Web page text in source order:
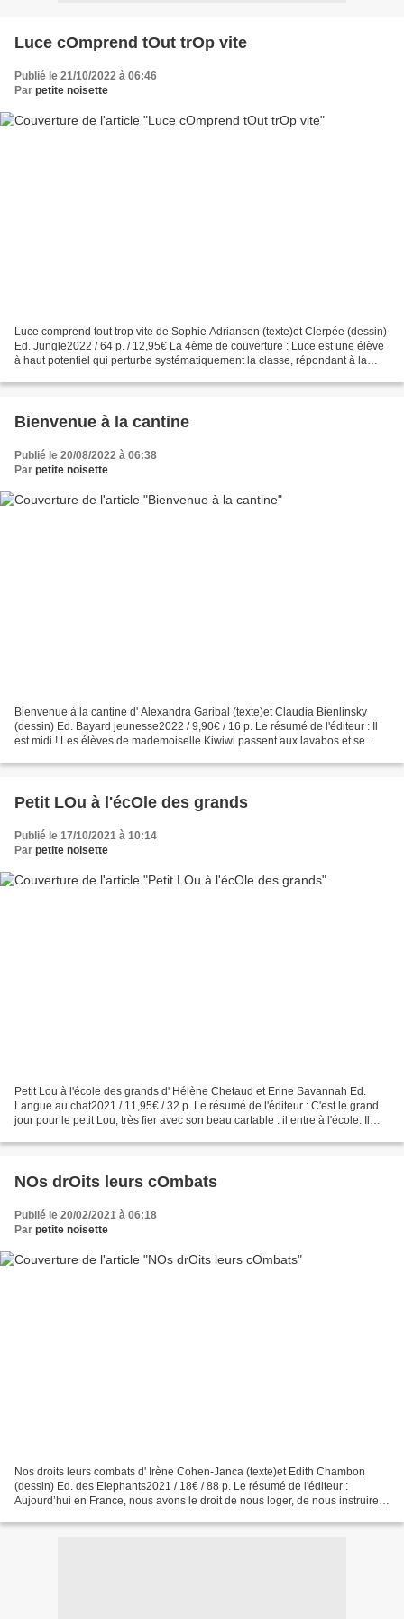
Luce cOmprend tOut trOp vite
Publié le 21/10/2022 à 06:46
Par petite noisette
Luce comprend tout trop vite de Sophie Adriansen (texte)et Clerpée (dessin)
Ed. Jungle2022 / 64 p. / 12,95€ La 4ème de couverture : Luce est une élève
à haut potentiel qui perturbe systématiquement la classe, répondant à la
Bienvenue à la cantine
Publié le 20/08/2022 à 06:38
Par petite noisette
Bienvenue à la cantine d' Alexandra Garibal (texte)et Claudia Bienlinsky
(dessin) Ed. Bayard jeunesse2022 / 9,90€ / 16 p. Le résumé de l'éditeur : Il
est midi ! Les élèves de mademoiselle Kiwiwi passent aux lavabos et se
Petit LOu à l'écOle des grands
Publié le 17/10/2021 à 10:14
Par petite noisette
Petit Lou à l'école des grands d' Hélène Chetaud et Erine Savannah Ed.
Langue au chat2021 / 11,95€ / 32 p. Le résumé de l'éditeur : C'est le grand
jour pour le petit Lou, très fier avec son beau cartable : il entre à l'école. Il
NOs drOits leurs cOmbats
Publié le 20/02/2021 à 06:18
Par petite noisette
Nos droits leurs combats d' Irène Cohen-Janca (texte)et Edith Chambon
(dessin) Ed. des Elephants2021 / 18€ / 88 p. Le résumé de l'éditeur :
Aujourd’hui en France, nous avons le droit de nous loger, de nous instruire,